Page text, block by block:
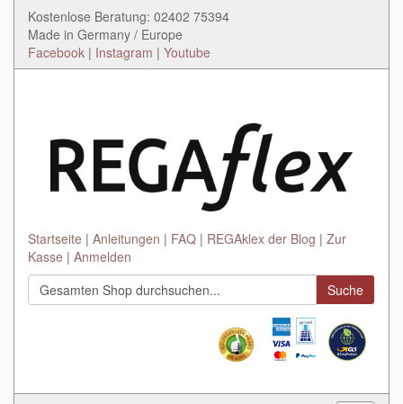
Kostenlose Beratung: 02402 75394
Made in Germany / Europe
Facebook | Instagram | Youtube
Startseite Anleitungen FAQ REGAklex der Blog
Zur
Kasse
Anmelden
Suche